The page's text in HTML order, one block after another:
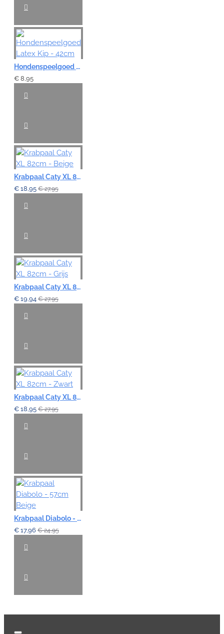
Hondenspeelgoed Latex Kip - 42cm
€ 8,95
Krabpaal Caty XL 82cm - Beige
€ 18,95 € 27,95
Krabpaal Caty XL 82cm - Grijs
€ 19,94 € 27,95
Krabpaal Caty XL 82cm - Zwart
€ 18,95 € 27,95
Krabpaal Diabolo - 57cm Beige
€ 17,96 € 24,95